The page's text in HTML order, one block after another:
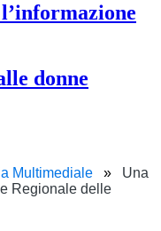
Multimediale
Una
Regionale delle